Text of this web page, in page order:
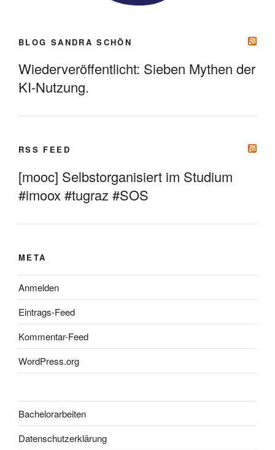
BLOG SANDRA SCHÖN
Wiederveröffentlicht: Sieben Mythen der
KI-Nutzung.
RSS FEED
[mooc] Selbstorganisiert im Studium
#imoox #tugraz #SOS
META
Anmelden
Eintrags-Feed
Kommentar-Feed
WordPress.org
Bachelorarbeiten
Datenschutzerklärung